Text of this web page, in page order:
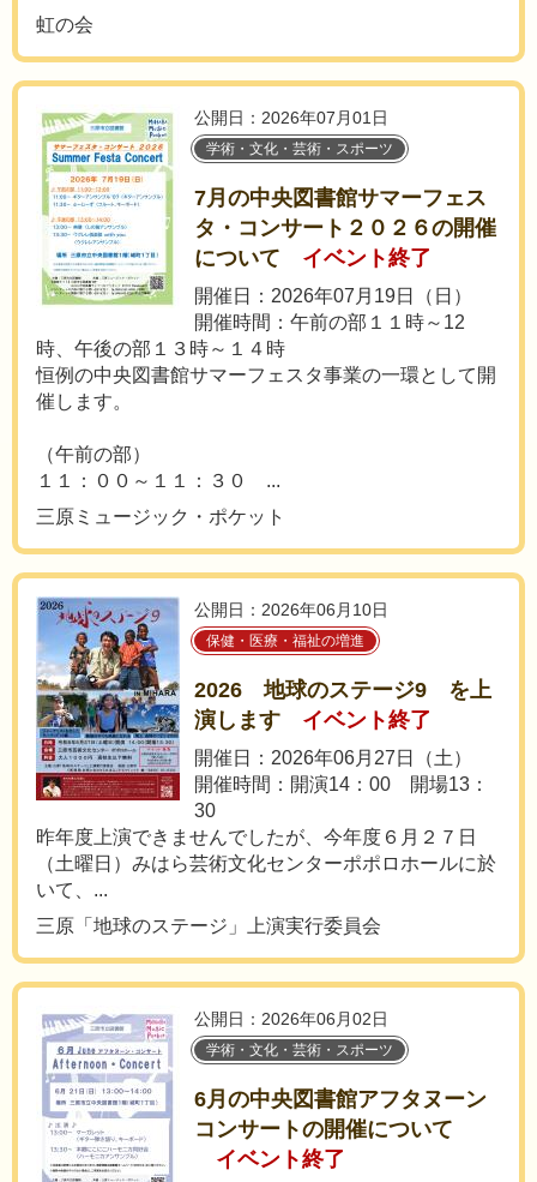
虹の会
公開日：2026年07月01日
学術・文化・芸術・スポーツ
7月の中央図書館サマーフェス
タ・コンサート２０２６の開催
について
イベント終了
開催日：2026年07月19日（日）
開催時間：午前の部１１時～12
時、午後の部１３時～１４時
恒例の中央図書館サマーフェスタ事業の一環として開
催します。
（午前の部）
１１：００～１１：３０ ...
三原ミュージック・ポケット
公開日：2026年06月10日
保健・医療・福祉の増進
2026 地球のステージ9 を上
演します
イベント終了
開催日：2026年06月27日（土）
開催時間：開演14：00 開場13：
30
昨年度上演できませんでしたが、今年度６月２７日
（土曜日）みはら芸術文化センターポポロホールに於
いて、...
三原「地球のステージ」上演実行委員会
公開日：2026年06月02日
学術・文化・芸術・スポーツ
6月の中央図書館アフタヌーン
コンサートの開催について
イベント終了